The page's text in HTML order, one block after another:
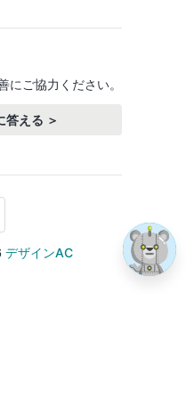
にご協力ください。
答える ＞
デザインAC